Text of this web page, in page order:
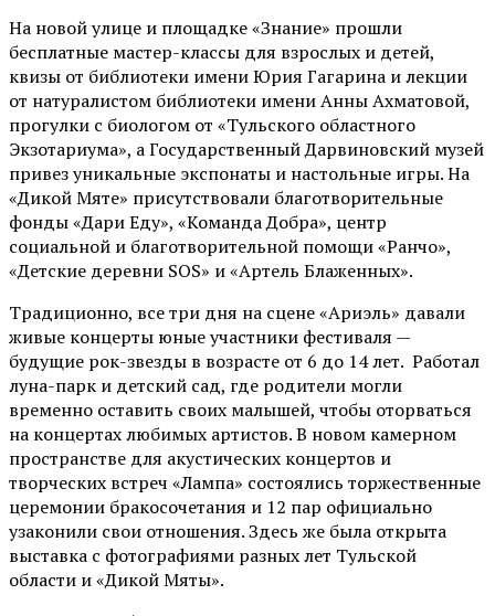
На новой улице и площадке «Знание» прошли
бесплатные мастер-классы для взрослых и детей,
квизы от библиотеки имени Юрия Гагарина и лекции
от натуралистом библиотеки имени Анны Ахматовой,
прогулки с биологом от «Тульского областного
Экзотариума», а Государственный Дарвиновский музей
привез уникальные экспонаты и настольные игры. На
«Дикой Мяте» присутствовали благотворительные
фонды «Дари Еду», «Команда Добра», центр
социальной и благотворительной помощи «Ранчо»,
«Детские деревни SOS» и «Артель Блаженных».
Традиционно, все три дня на сцене«Ариэль» давали
живые концерты юные участники фестиваля —
будущие рок-звезды в возрасте от 6 до 14 лет. Работал
луна-парк и детский сад, где родители могли
временно оставить своих малышей, чтобы оторваться
на концертах любимых артистов. В новом камерном
пространстве для акустических концертов и
творческих встреч «Лампа» состоялись торжественные
церемонии бракосочетания и 12 пар официально
узаконили свои отношения. Здесь же была открыта
выставка с фотографиями разных лет Тульской
области и «Дикой Мяты».